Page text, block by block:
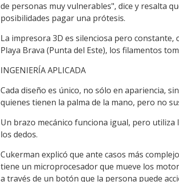
de personas muy vulnerables", dice y resalta
posibilidades pagar una prótesis.
La impresora 3D es silenciosa pero constante,
Playa Brava (Punta del Este), los filamentos
INGENIERÍA APLICADA
Cada diseño es único, no sólo en apariencia,
quienes tienen la palma de la mano, pero no
Un brazo mecánico funciona igual, pero
los dedos.
Cukerman explicó que ante casos más
tiene un microprocesador que mueve los
a través de un botón que la persona puede